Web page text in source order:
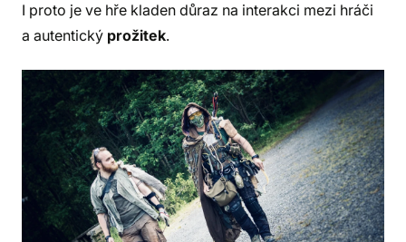
I proto je ve hře kladen důraz na interakci mezi hráči
a autentický prožitek.